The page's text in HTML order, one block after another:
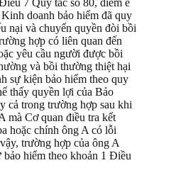
doanh bảo hiểm đã quy
nại và chuyển quyền đòi bồi
hợp có liên quan đến
yêu cầu người được bồi
và bồi thường thiệt hại
sự kiện bảo hiểm theo quy
thấy quyền lợi của Bảo
cả trong trường hợp sau khi
mà Cơ quan điều tra kết
hoặc chính ông A có lỗi
trường hợp của ông A
hiểm theo khoản 1 Điều